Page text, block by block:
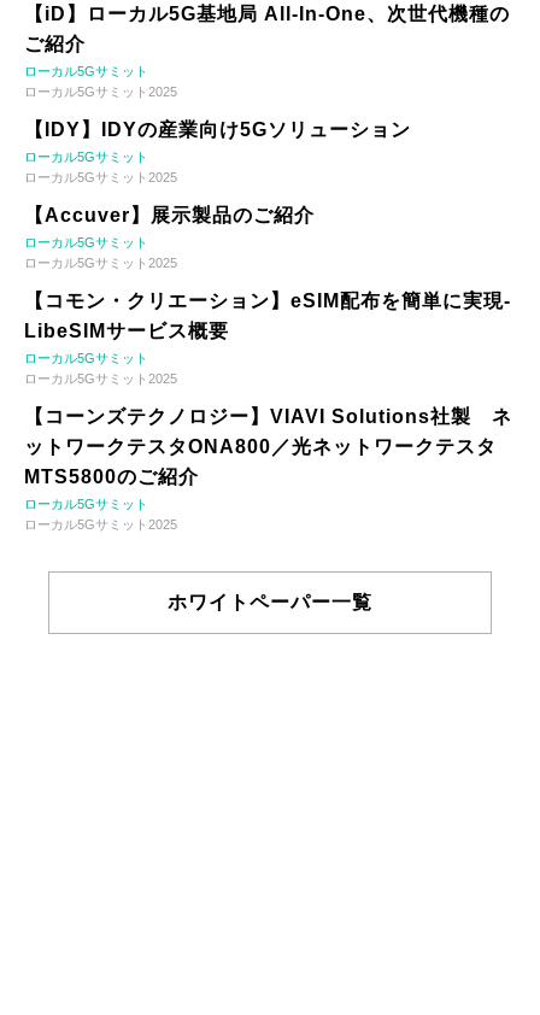
【iD】ローカル5G基地局 All-In-One、次世代機種の
ご紹介
ローカル5Gサミット
ローカル5Gサミット2025
【IDY】IDYの産業向け5Gソリューション
ローカル5Gサミット
ローカル5Gサミット2025
【Accuver】展示製品のご紹介
ローカル5Gサミット
ローカル5Gサミット2025
【コモン・クリエーション】eSIM配布を簡単に実現-
LibeSIMサービス概要
ローカル5Gサミット
ローカル5Gサミット2025
【コーンズテクノロジー】VIAVI Solutions社製 ネ
ットワークテスタONA800／光ネットワークテスタ
MTS5800のご紹介
ローカル5Gサミット
ローカル5Gサミット2025
ホワイトペーパー一覧